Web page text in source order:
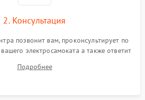
2. Консультация
позвонит вам, проконсультирует по
электросамоката а также ответит
Подробнее